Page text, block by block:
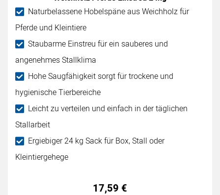
Naturbelassene Hobelspäne aus Weichholz für
Pferde und Kleintiere
Staubarme Einstreu für ein sauberes und
angenehmes Stallklima
Hohe Saugfähigkeit sorgt für trockene und
hygienische Tierbereiche
Leicht zu verteilen und einfach in der täglichen
Stallarbeit
Ergiebiger 24 kg Sack für Box, Stall oder
Kleintiergehege
17,59 €